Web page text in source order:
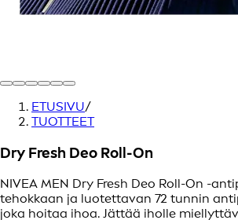
ETUSIVU/
TUOTTEET
Dry Fresh Deo Roll-On
NIVEA MEN Dry Fresh Deo Roll-On -
tehokkaan ja luotettavan 72 tunnin
joka hoitaa ihoa. Jättää iholle